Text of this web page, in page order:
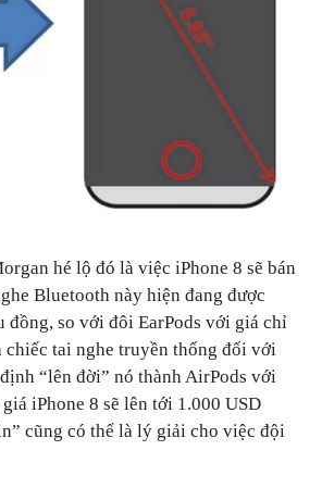
hé lộ đó là việc iPhone 8 sẽ bán
Bluetooth này hiện đang được
đồng, so với đôi EarPods với giá chỉ
chiếc tai nghe truyền thống đối với
“lên đời” nó thành AirPods với
iPhone 8 sẽ lên tới 1.000 USD
cũng có thể là lý giải cho việc đội